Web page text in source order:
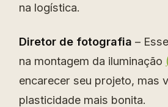
na logística.
Diretor de fotografia –
na montagem da iluminação
encarecer seu projeto, mas
plasticidade mais bonita.